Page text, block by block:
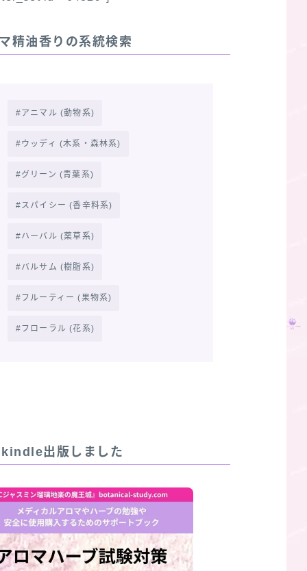
精油香りの系統検索
アニマル (動物系)
ウッディ (木系・森林系)
グリーン (青葉系)
スパイシー (香辛料系)
ハーバル (薬草系)
バルサム (樹脂系)
フルーティー (果物系)
フローラル (花系)
出版しました